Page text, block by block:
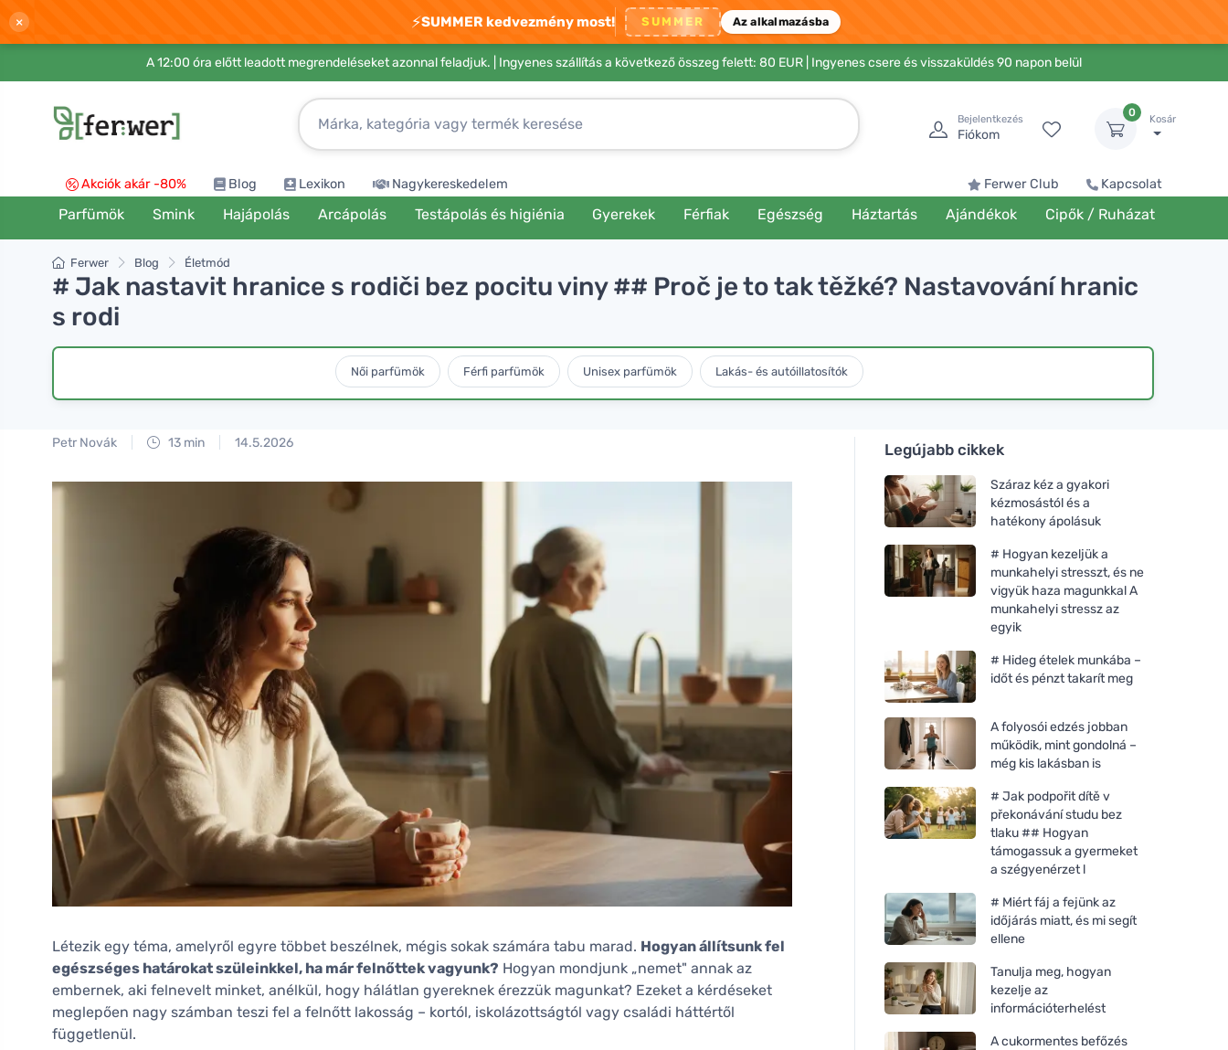
× ⚡SUMMER kedvezmény most! SUMMER Az alkalmazásba
A 12:00 óra előtt leadott megrendeléseket azonnal feladjuk. | Ingyenes szállítás a következő összeg felett: 80 EUR | Ingyenes csere és visszaküldés 90 napon belül
Bejelentkezés
Fiókom
0
Kosár
Akciók akár -80% Blog Lexikon Nagykereskedelem Ferwer Club Kapcsolat
Parfümök Smink Hajápolás Arcápolás Testápolás és higiénia Gyerekek Férfiak Egészség Háztartás Ajándékok Cipők / Ruházat
Ferwer Blog Életmód
# Jak nastavit hranice s rodiči bez pocitu viny ## Proč je to tak těžké? Nastavování hranic
s rodi
Női parfümök Férfi parfümök Unisex parfümök Lakás- és autóillatosítók
Petr Novák 13 min 14.5.2026
Létezik egy téma, amelyről egyre többet beszélnek, mégis sokak számára tabu marad. Hogyan állítsunk fel
egészséges határokat szüleinkkel, ha már felnőttek vagyunk? Hogyan mondjunk „nemet" annak az
embernek, aki felnevelt minket, anélkül, hogy hálátlan gyereknek érezzük magunkat? Ezeket a kérdéseket
meglepően nagy számban teszi fel a felnőtt lakosság – kortól, iskolázottságtól vagy családi háttértől
függetlenül.
Legújabb cikkek
Száraz kéz a gyakori
kézmosástól és a
hatékony ápolásuk
# Hogyan kezeljük a
munkahelyi stresszt, és ne
vigyük haza magunkkal A
munkahelyi stressz az
egyik
# Hideg ételek munkába –
időt és pénzt takarít meg
A folyosói edzés jobban
működik, mint gondolná –
még kis lakásban is
# Jak podpořit dítě v
překonávání studu bez
tlaku ## Hogyan
támogassuk a gyermeket
a szégyenérzet l
# Miért fáj a fejünk az
időjárás miatt, és mi segít
ellene
Tanulja meg, hogyan
kezelje az
információterhelést
A cukormentes befőzés